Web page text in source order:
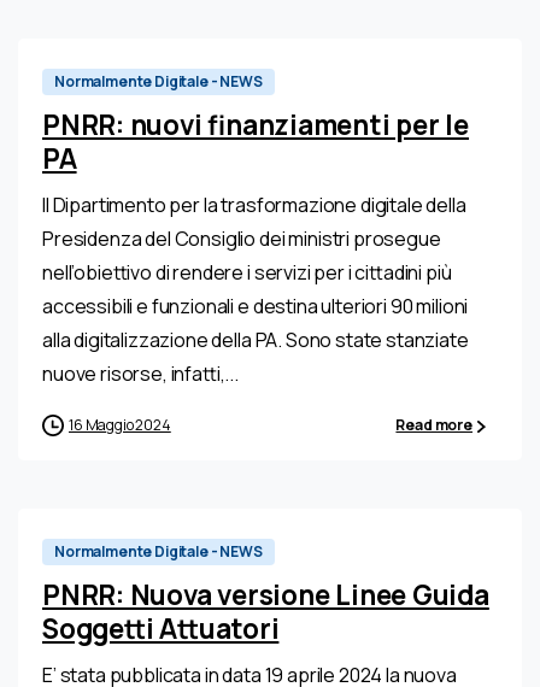
Normalmente Digitale - NEWS
PNRR: nuovi finanziamenti per le
PA
Il Dipartimento per la trasformazione digitale della
Presidenza del Consiglio dei ministri prosegue
nell’obiettivo di rendere i servizi per i cittadini più
accessibili e funzionali e destina ulteriori 90 milioni
alla digitalizzazione della PA. Sono state stanziate
nuove risorse, infatti,...
16 Maggio 2024 Read more
Normalmente Digitale - NEWS
PNRR: Nuova versione Linee Guida
Soggetti Attuatori
E’ stata pubblicata in data 19 aprile 2024 la nuova